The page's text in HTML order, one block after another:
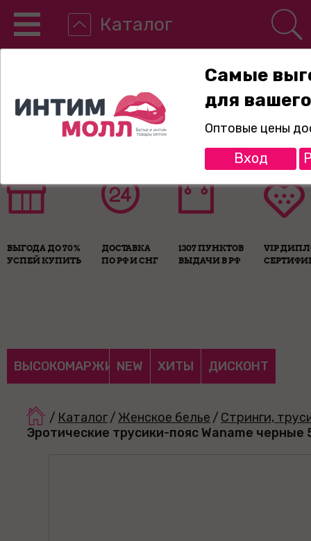
Каталог
8-800-775-89-65
ВЫГОДА ДО 70%
УСПЕЙ КУПИТЬ
ДОСТАВКА
ПО РФ И СНГ
1307 ПУНКТОВ
ВЫДАЧИ В РФ
VIP
ВЫСОКОМАРЖИНАЛЬНЫЕ
NEW ХИТЫ ДИСКОНТ
/ Каталог/ Женское белье / Стринги,
Эротические трусики-пояс Waname черные
Самые
для
Оптовые цены
Вход